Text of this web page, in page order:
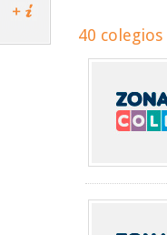
40